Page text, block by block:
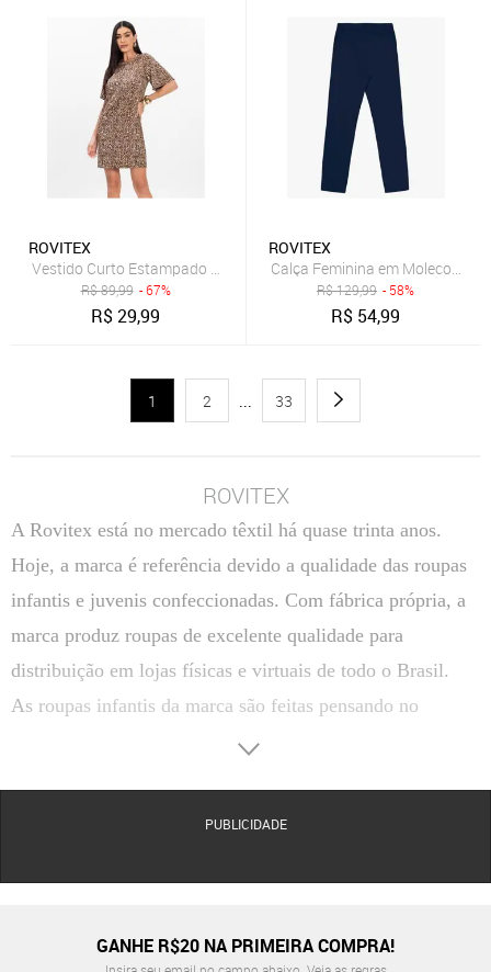
ROVITEX
Vestido Curto Estampado Feminino Rovitex Marrom
R$89,99 - 67%
R$29,99
ROVITEX
Calça Feminina em Molecotton
R$129,99 - 58%
R$ 54,99
1 2 ... 33
ROVITEX
A Rovitex está no mercado têxtil há quase trinta anos.
Hoje, a marca é referência devido a qualidade das roupas
infantis e juvenis confeccionadas. Com fábrica própria, a
marca produz roupas de excelente qualidade para
distribuição em lojas físicas e virtuais de todo o Brasil.
As roupas infantis da marca são feitas pensando no
conforto e qualidade de vida das crianças. São sempre
Todas as roupas infantis são produzidas em todos os
cortes masculinos são produzidos com tamanhos entre 10
PUBLICIDADE
GANHE R$20 NA PRIMEIRA COMPRA!